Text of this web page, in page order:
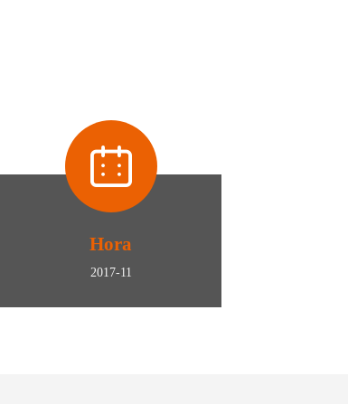
Hora
2017-11